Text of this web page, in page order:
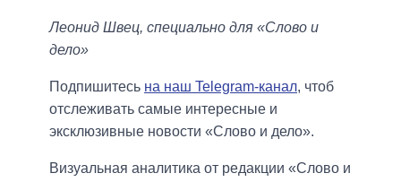
Леонид Швец, специально для «Слово и
дело»
Подпишитесь на наш Telegram-канал, чтоб
отслеживать самые интересные и
эксклюзивные новости «Слово и дело».
Визуальная аналитика от редакции «Слово и